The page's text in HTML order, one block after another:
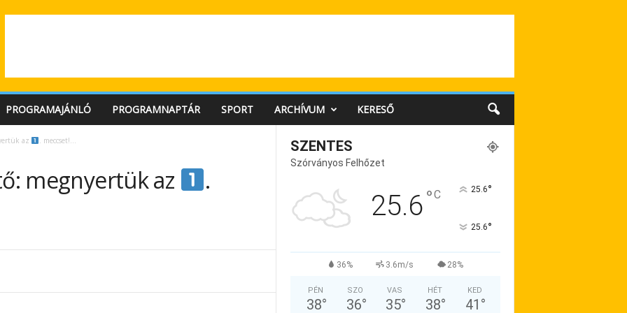
PROGRAMAJÁNLÓ PROGRAMNAPTÁR SPORT ARCHÍVUM KERESŐ
az . meccset!…
megnyertük az
.
SZENTES
Szórványos Felhőzet
25.6°C 25.6°
25.6°
36% 3.6m/s 28%
PÉN
38°
SZO
36°
VAS
35°
HÉT
38°
KED
41 °